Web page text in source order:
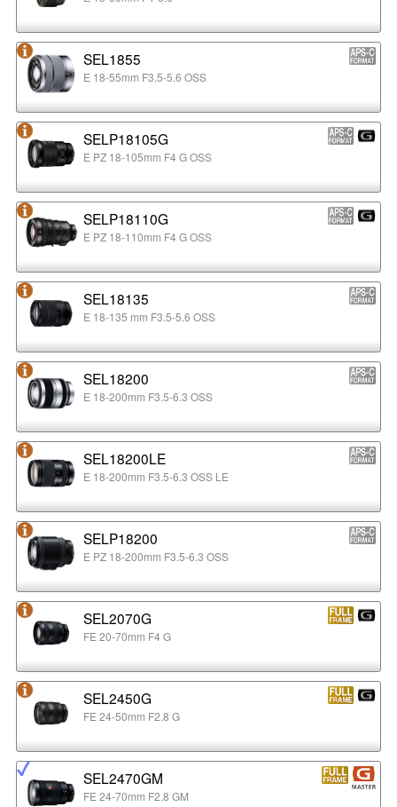
SEL1855
E 18-55mm F3.5-5.6 OSS
SELP18105G
E PZ 18-105mm F4 G OSS
SELP18110G
E PZ 18-110mm F4 G OSS
SEL18135
E 18-135 mm F3.5-5.6 OSS
SEL18200
E 18-200mm F3.5-6.3 OSS
SEL18200LE
E 18-200mm F3.5-6.3 OSS LE
SELP18200
E PZ 18-200mm F3.5-6.3 OSS
SEL2070G
FE 20-70mm F4 G
SEL2450G
FE 24-50mm F2.8 G
SEL2470GM
FE 24-70mm F2.8 GM